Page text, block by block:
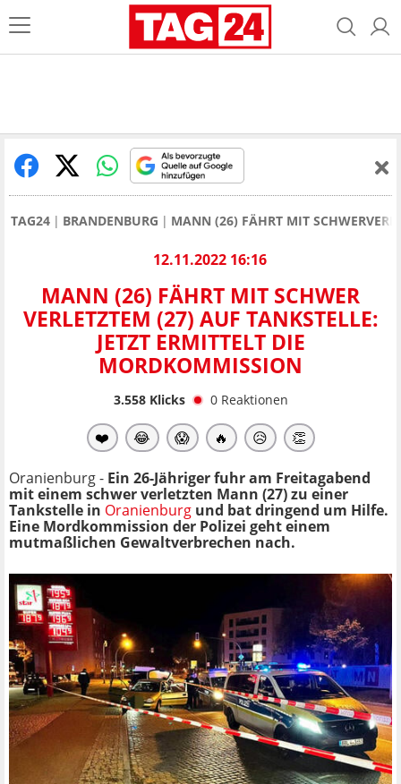
TAG24 BRANDENBURG MANN (26) FÄHRT MIT
12.11.2022 16:16
MANN (26) FÄHRT MIT SCHWER
VERLETZTEM (27) AUF TANKSTELLE:
JETZT ERMITTELT DIE
MORDKOMMISSION
3.558Klicks 0 Reaktionen
❤️ 😂 😱 🔥 😥 👏
Oranienburg - Ein 26-Jähriger fuhr am Freitagabend
mit einem schwer verletzten Mann (27) zu einer
Tankstelle in Oranienburg und bat dringend um Hilfe.
Eine Mordkommission der Polizei geht einem
mutmaßlichen Gewaltverbrechen nach.